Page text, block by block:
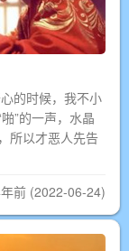
的时候，我不小
”的一声，水晶
所以才恶人先告
前 (2022-06-24)